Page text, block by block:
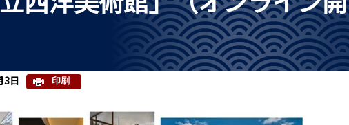
3日 印刷